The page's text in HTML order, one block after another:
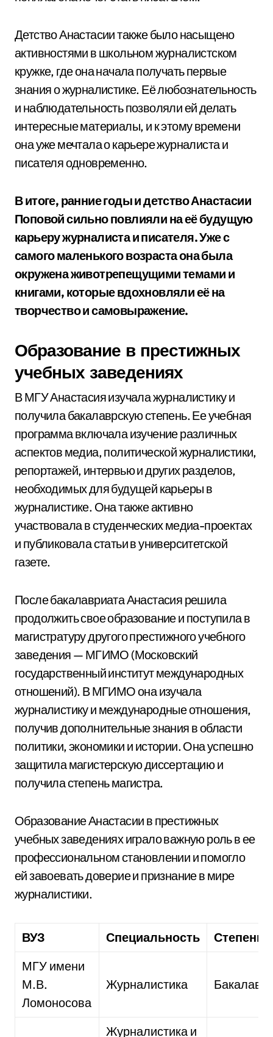
Детство Анастасии также было насыщено
активностями в школьном журналистском
кружке, где она начала получать первые
знания о журналистике. Её любознательность
и наблюдательность позволяли ей делать
интересные материалы, и к этому времени
она уже мечтала о карьере журналиста и
писателя одновременно.
В итоге, ранние годы и детство Анастасии
Поповой сильно повлияли на её будущую
карьеру журналиста и писателя. Уже с
самого маленького возраста она была
окружена животрепещущими темами и
книгами, которые вдохновляли её на
творчество и самовыражение.
Образование в престижных
учебных заведениях
В МГУ Анастасия изучала журналистику и
получила бакалаврскую степень. Ее учебная
программа включала изучение различных
аспектов медиа, политической журналистики,
репортажей, интервью и других разделов,
необходимых для будущей карьеры в
журналистике. Она также активно
участвовала в студенческих медиа-проектах
и публиковала статьи в университетской
газете.
После бакалавриата Анастасия решила
продолжить свое образование и поступила в
магистратуру другого престижного учебного
заведения — МГИМО (Московский
государственный институт международных
отношений). В МГИМО она изучала
журналистику и международные отношения,
получив дополнительные знания в области
политики, экономики и истории. Она успешно
защитила магистерскую диссертацию и
получила степень магистра.
Образование Анастасии в престижных
учебных заведениях играло важную роль в ее
профессиональном становлении и помогло
ей завоевать доверие и признание в мире
журналистики.
ВУЗ Специальность
Степень
МГУ имени
М.В.
Ломоносова
Журналистика Бакалавр
Журналистика и